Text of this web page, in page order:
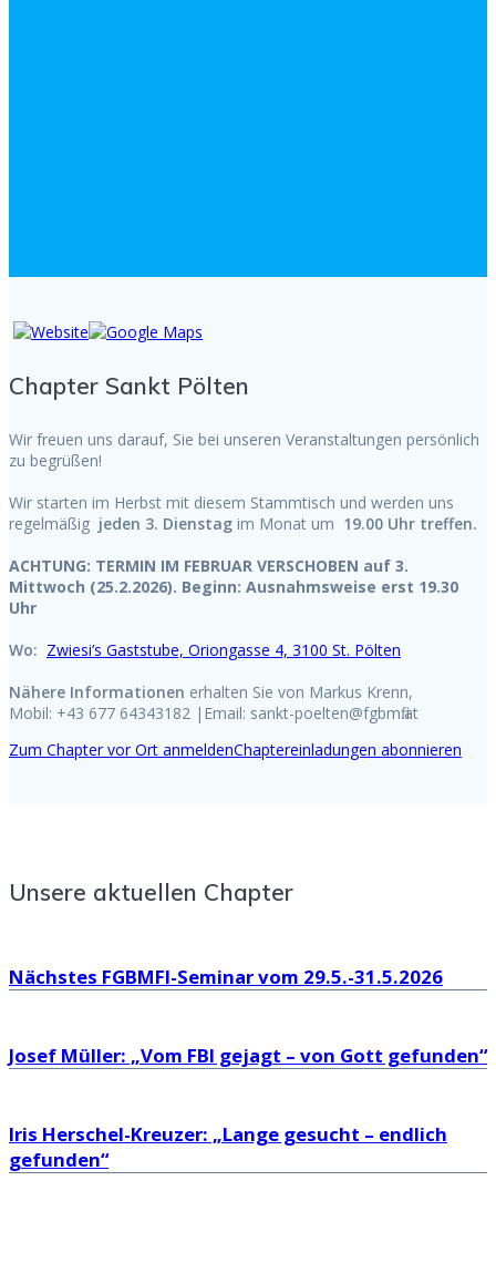
Chapter Sankt Pölten
Wir freuen uns darauf, Sie bei unseren Veranstaltungen persönlich
zu begrüßen!
Wir starten im Herbst mit diesem Stammtisch und werden uns
regelmäßig jeden 3. Dienstag im Monat um 19.00 Uhr treffen.
ACHTUNG: TERMIN IM FEBRUAR VERSCHOBEN auf 3.
Mittwoch (25.2.2026). Beginn: Ausnahmsweise erst 19.30
Uhr
Wo: Zwiesi’s Gaststube, Oriongasse 4, 3100 St. Pölten
Nähere Informationen erhalten Sie von Markus Krenn,
Mobil: +43 677 64343182 |Email: sankt-poelten@fgbmfi.at
Zum Chapter vor Ort anmeldenChaptereinladungen abonnieren
Unsere aktuellen Chapter
Nächstes FGBMFI-Seminar vom 29.5.-31.5.2026
Josef Müller: „Vom FBI gejagt – von Gott gefunden“
Iris Herschel-Kreuzer: „Lange gesucht – endlich
gefunden“